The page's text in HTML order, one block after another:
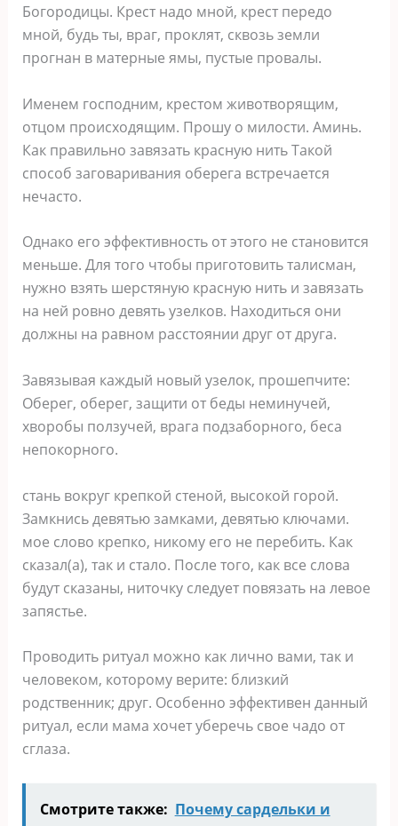
Богородицы. Крест надо мной, крест передо
мной, будь ты, враг, проклят, сквозь земли
прогнан в матерные ямы, пустые провалы.
Именем господним, крестом животворящим,
отцом происходящим. Прошу о милости. Аминь.
Как правильно завязать красную нить Такой
способ заговаривания оберега встречается
нечасто.
Однако его эффективность от этого не становится
меньше. Для того чтобы приготовить талисман,
нужно взять шерстяную красную нить и завязать
на ней ровно девять узелков. Находиться они
должны на равном расстоянии друг от друга.
Завязывая каждый новый узелок, прошепчите:
Оберег, оберег, защити от беды неминучей,
хворобы ползучей, врага подзаборного, беса
непокорного.
стань вокруг крепкой стеной, высокой горой.
Замкнись девятью замками, девятью ключами.
мое слово крепко, никому его не перебить. Как
сказал(а), так и стало. После того, как все слова
будут сказаны, ниточку следует повязать на левое
запястье.
Проводить ритуал можно как лично вами, так и
человеком, которому верите: близкий
родственник; друг. Особенно эффективен данный
ритуал, если мама хочет уберечь свое чадо от
сглаза.
Смотрите также: Почему сардельки и